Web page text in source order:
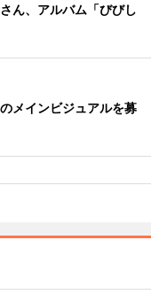
ん、アルバム「びびし
メインビジュアルを募